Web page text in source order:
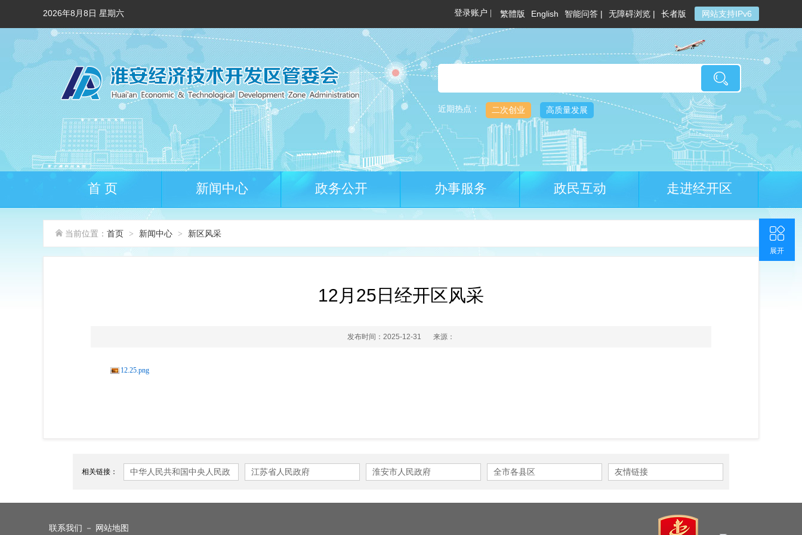
2026年8月8日 星期六 繁體版 English 智能问答 | 无障碍浏览 | 长者版 网站支持IPv6
近期热点： 二次创业 高质量发展
首 页 新闻中心 政务公开 办事服务 政民互动 走进经开区
当前位置： 首页 > 新闻中心 > 新区风采
12月25日经开区风采
发布时间：2025-12-31 来源：
12.25.png
相关链接：
中华人民共和国中央人民政
江苏省人民政府 淮安市人民政府 全市各县区 友情链接
联系我们 － 网站地图
联系我们
官方微博
返回顶部
收起
展开